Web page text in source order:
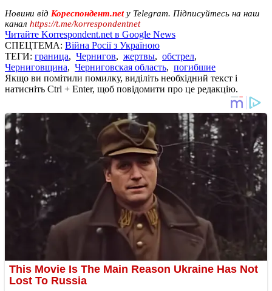
Новини від Кореспондент.net у Telegram. Підписуйтесь на наш
канал https://t.me/korrespondentnet
Читайте Korrespondent.net в Google News
СПЕЦТЕМА: Війна Росії з Україною
ТЕГИ: граница, Чернигов, жертвы, обстрел,
Черниговщина, Черниговская область, погибшие
Якщо ви помітили помилку, виділіть необхідний текст і
натисніть Ctrl + Enter, щоб повідомити про це редакцію.